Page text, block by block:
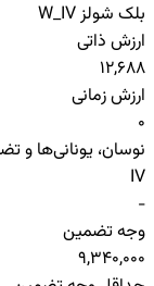
بلک شولز W_IV
ارزش ذاتی
12,688
ارزش زمانی
0
نوسان، یونانی‌ها و
IV
-
وجه تضمین
9,340,000